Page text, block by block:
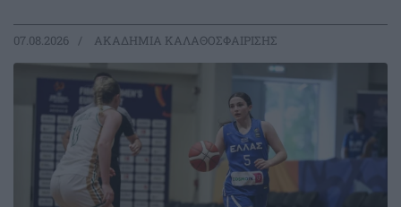
07.08.2026 ΑΚΑΔΗΜΙΑ ΚΑΛΑΘΟΣΦΑΙΡΙΣΗΣ